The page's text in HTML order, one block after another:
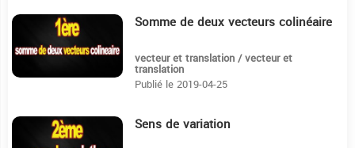
Somme de deux vecteurs colinéaire
vecteur et translation / vecteur et
translation
Publié le 2019-04-25
Sens de variation